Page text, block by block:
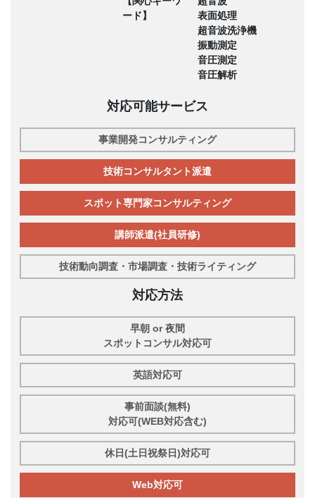
ード】
表面処理
超音波洗浄機
振動測定
音圧測定
音圧解析
対応可能サービス
事業開発コンサルティング
技術コンサルタント派遣
スポット専門家コンサルティング
講師派遣(社員研修)
技術動向調査・市場調査・技術ライティング
対応方法
早朝 or 夜間
スポットコンサル対応可
英語対応可
事前面談(無料)
対応可(WEB対応含む)
休日(土日祝祭日)対応可
Web対応可